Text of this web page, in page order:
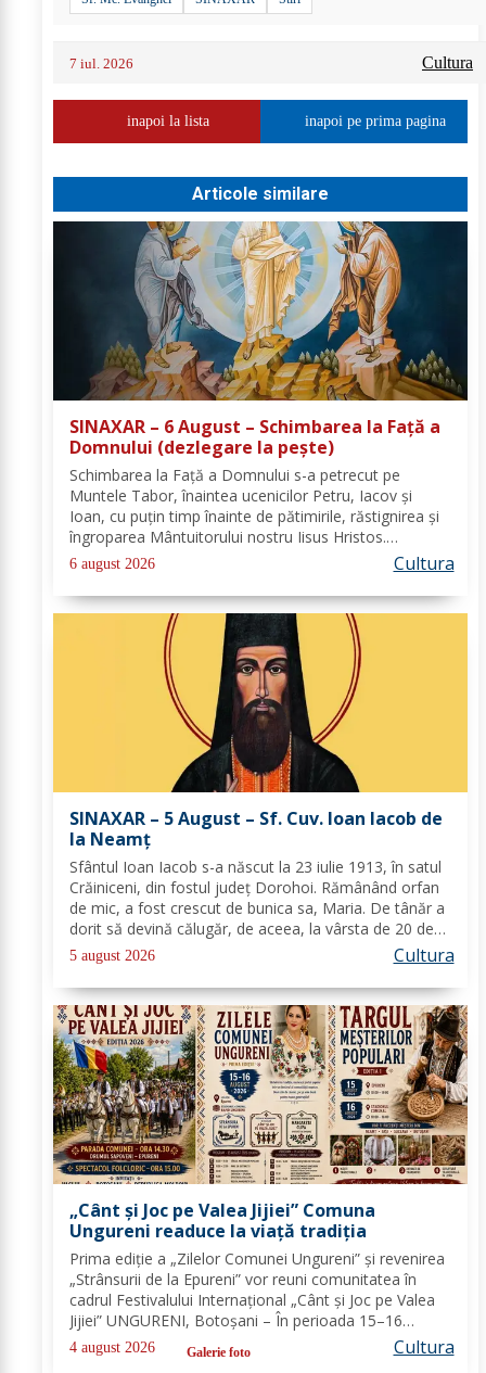
7 iul. 2026 Cultura
inapoi la lista inapoi pe prima pagina
Articole similare
SINAXAR – 6 August – Schimbarea la Față a
Domnului (dezlegare la peşte)
Schimbarea la Față a Domnului s-a petrecut pe
Muntele Tabor, înaintea ucenicilor Petru, Iacov și
Ioan, cu puțin timp înainte de pătimirile, răstignirea și
îngroparea Mântuitorului nostru Iisus Hristos.
Urcându-Se pe munte, Hristos-Domnul S-a depărtat
puţin de ucenici şi, suindu-Se pe un loc mai...
6 august 2026 Cultura
SINAXAR – 5 August – Sf. Cuv. Ioan Iacob de
la Neamţ
Sfântul Ioan Iacob s-a născut la 23 iulie 1913, în satul
Crăiniceni, din fostul județ Dorohoi. Rămânând orfan
de mic, a fost crescut de bunica sa, Maria. De tânăr a
dorit să devină călugăr, de aceea, la vârsta de 20 de
ani, și-a îndreptat pașii spre Mănăstirea Neamț. La 8
aprilie 1936, rasoforul...
5 august 2026 Cultura
„Cânt și Joc pe Valea Jijiei” Comuna
Ungureni readuce la viață tradiția
Prima ediție a „Zilelor Comunei Ungureni” și revenirea
„Strânsurii de la Epureni” vor reuni comunitatea în
cadrul Festivalului Internațional „Cânt și Joc pe Valea
Jijiei” UNGURENI, Botoșani – În perioada 15–16
august 2026, comuna Ungureni va găzdui unul dintre
cele mai ample evenimente culturale...
4 august 2026 Galerie foto Cultura